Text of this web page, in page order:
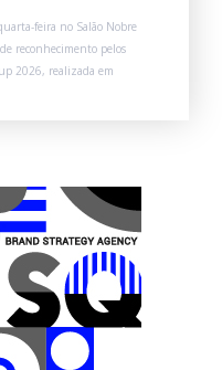
feira no Salão Nobre
reconhecimento pelos
2026, realizada em